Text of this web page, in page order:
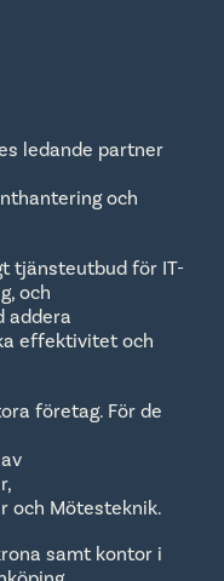
ledande partner
och
tjänsteutbud för IT-
och
addera
effektivitet och
företag. För de
och Mötesteknik.
samt kontor i